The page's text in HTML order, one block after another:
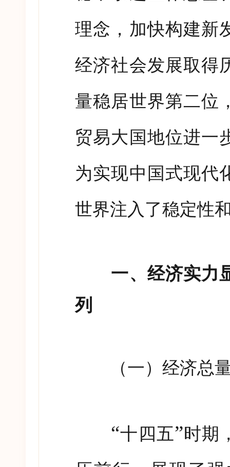
理念，加快构建新
经济社会发展取得
量稳居世界第二位
贸易大国地位进一
为实现中国式现代
世界注入了稳定性
一、经济实力显
列
（一）经济总量
“十四五”时期